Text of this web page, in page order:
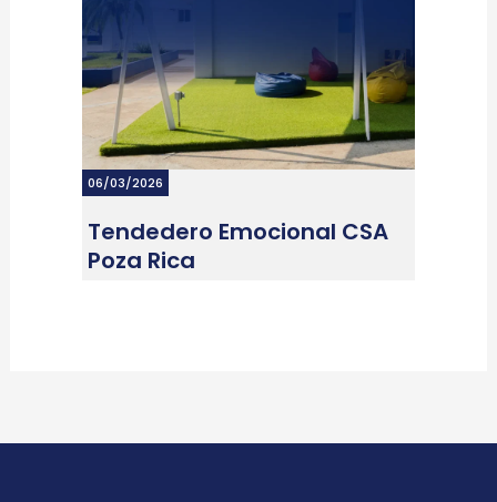
06/03/2026
Tendedero Emocional CSA
Poza Rica